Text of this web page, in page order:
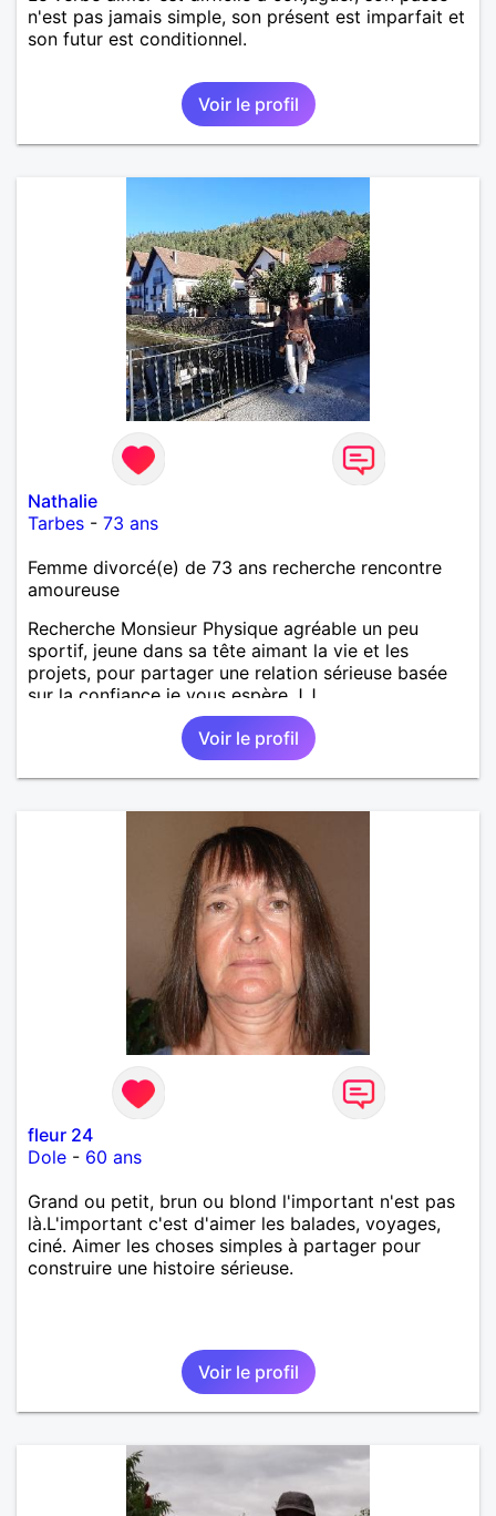
n'est pas jamais simple, son présent est imparfait et
son futur est conditionnel.
Voir le profil
Nathalie
Tarbes - 73 ans
Femme divorcé(e) de 73 ans recherche rencontre
amoureuse
Recherche Monsieur Physique agréable un peu
sportif, jeune dans sa tête aimant la vie et les
projets, pour partager une relation sérieuse basée
sur la confiance je vous espère J.J
Voir le profil
fleur 24
Dole - 60 ans
Grand ou petit, brun ou blond l'important n'est pas
là.L'important c'est d'aimer les balades, voyages,
ciné. Aimer les choses simples à partager pour
construire une histoire sérieuse.
Voir le profil